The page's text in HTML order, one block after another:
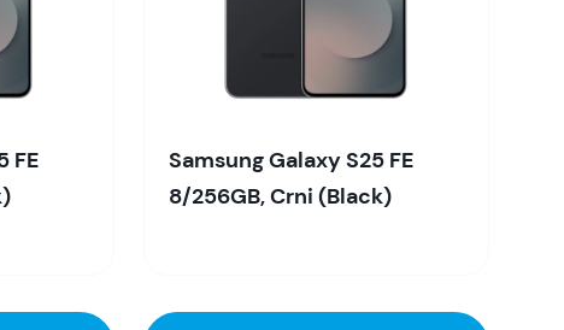
FE
Samsung Galaxy S25 FE
8/256GB, Crni (Black)